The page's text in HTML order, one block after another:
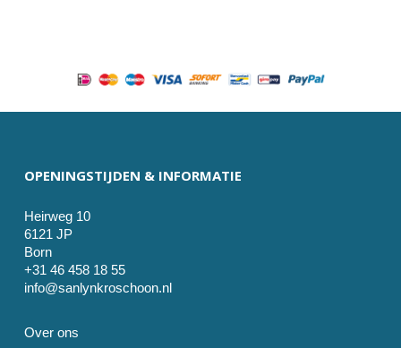
OPENINGSTIJDEN & INFORMATIE
Heirweg 10
6121 JP
Born
+31 46 458 18 55
info@sanlynkroschoon.nl
Over ons